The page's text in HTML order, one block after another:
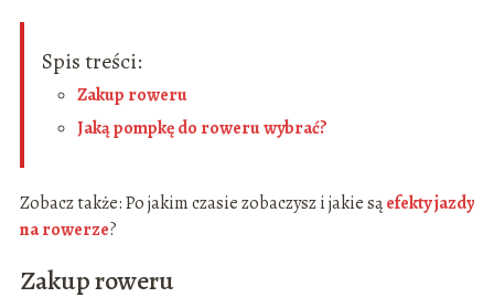
Spis treści:
Zakup roweru
Jaką pompkę do roweru wybrać?
Zobacz także: Po jakim czasie zobaczysz i jakie sąefekty jazdy
na rowerze?
Zakup roweru